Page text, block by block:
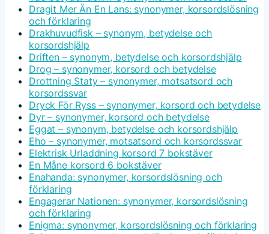
Dragit Mer Än En Lans: synonymer, korsordslösning
och förklaring
Drakhuvudfisk – synonym, betydelse och
korsordshjälp
Driften – synonym, betydelse och korsordshjälp
Drog – synonymer, korsord och betydelse
Drottning Staty – synonymer, motsatsord och
korsordssvar
Dryck För Ryss – synonymer, korsord och betydelse
Dyr – synonymer, korsord och betydelse
Eggat – synonym, betydelse och korsordshjälp
Eho – synonymer, motsatsord och korsordssvar
Elektrisk Urladdning korsord 7 bokstäver
En Måne korsord 6 bokstäver
Enahanda: synonymer, korsordslösning och
förklaring
Engagerar Nationen: synonymer, korsordslösning
och förklaring
Enigma: synonymer, korsordslösning och förklaring